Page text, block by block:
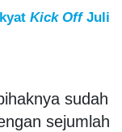
Kick OffJuli
sudah
sejumlah